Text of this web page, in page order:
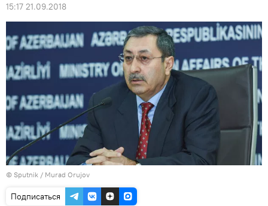
15:17 21.09.2018
© Sputnik / Murad Orujov
Подписаться